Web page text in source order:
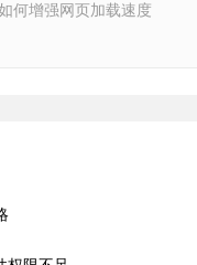
何增强网页加载速度